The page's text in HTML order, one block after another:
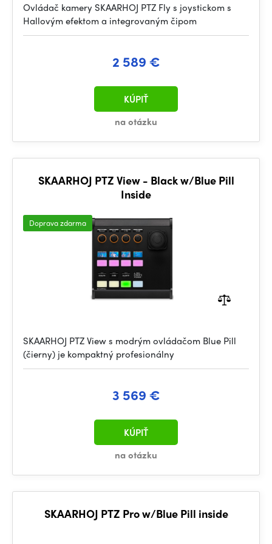
Ovládač kamery SKAARHOJ PTZ Fly s joystickom s
Hallovým efektom a integrovaným čipom
2 589 €
na otázku
KÚPIŤ
SKAARHOJ PTZ View - Black w/Blue Pill
Inside
Doprava zdarma
SKAARHOJ PTZ View s modrým ovládačom Blue Pill
(čierny) je kompaktný profesionálny
3 569 €
na otázku
KÚPIŤ
SKAARHOJ PTZ Pro w/Blue Pill inside